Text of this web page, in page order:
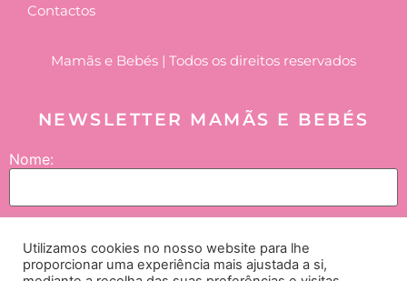
Contactos
Mamãs e Bebés | Todos os direitos reservados
NEWSLETTER MAMÃS E BEBÉS
Nome:
Utilizamos cookies no nosso website para lhe
proporcionar uma experiência mais ajustada a si,